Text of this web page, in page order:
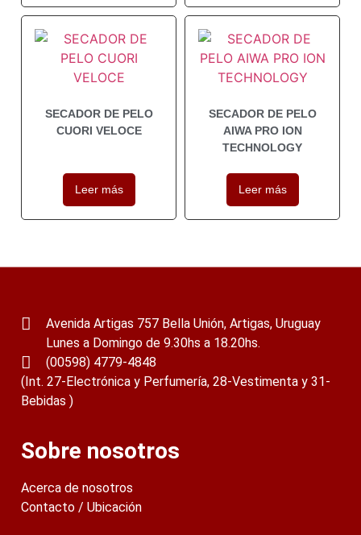
SECADOR DE PELO
CUORI VELOCE
Leer más
SECADOR DE PELO
AIWA PRO ION
TECHNOLOGY
Leer más
Avenida Artigas 757 Bella Unión, Artigas, Uruguay
Lunes a Domingo de 9.30hs a 18.20hs.
(00598) 4779-4848
(Int. 27-Electrónica y Perfumería, 28-Vestimenta y 31-
Bebidas )
Sobre nosotros
Acerca de nosotros
Contacto / Ubicación